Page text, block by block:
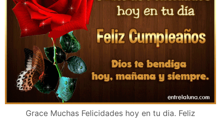
Grace Muchas Felicidades hoy en tu dia. Feliz